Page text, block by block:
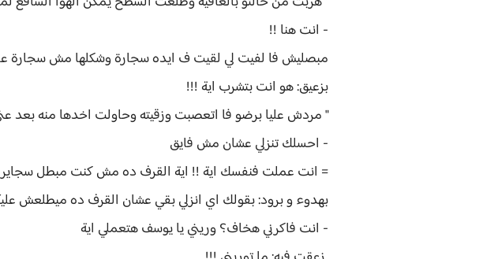
- انت هنا !!
مبصليش فا لفيت لي لقيت ف ايده سجارة وشكلها مش سجارة
بزعيق: هو انت بتشرب اية !!!
" مردش عليا برضو فا اتعصبت وزقيته وحاولت اخدها منه
- احسلك تنزلي عشان مش فايق
= انت عملت فنفسك اية !! اية القرف ده مش كنت مبطل سجاير
بهدوء و برود: بقولك اي انزلي بقي عشان القرف ده ميطلعش
- انت فاكرني هخاف؟ وريني يا يوسف هتعملي اية